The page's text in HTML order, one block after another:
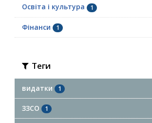
Освіта і культура 1
Фінанси 1
Теги
видатки 1
ЗЗСО 1